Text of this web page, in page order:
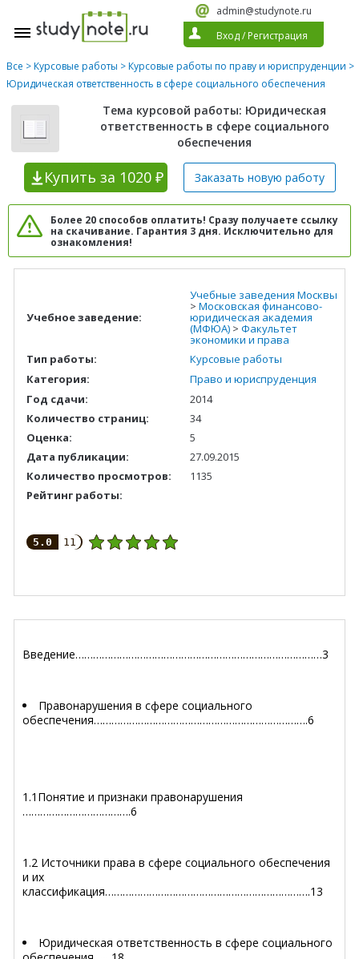
admin@studynote.ru
Вход/ Регистрация
Все >Курсовые работы >Курсовые работы по праву и юриспруденции >
Юридическая ответственность в сфере социального обеспечения
Тема курсовой работы: Юридическая
ответственность в сфере социального
обеспечения
Купить за 1020 ₽ Заказать новую работу
Более 20 способов оплатить! Сразу получаете ссылку
на скачивание. Гарантия 3 дня. Исключительно для
ознакомления!
Учебное заведение:
Учебные заведения Москвы
> Московская финансово-
юридическая академия
(МФЮА) > Факультет
экономики и права
Тип работы:
Курсовые работы
Категория:
Право и юриспруденция
Год сдачи:
2014
Количество страниц:
34
Оценка:
5
Дата публикации:
27.09.2015
Количество просмотров:
1135
Рейтинг работы:
5.0 11
Введение…………………………………………………………………………3
Правонарушения в сфере социального
обеспечения……………………………………………………………….6
1.1Понятие и признаки правонарушения
……………………………….6
1.2 Источники права в сфере социального обеспечения
и их
классификация…………………………………………………………….13
Юридическая ответственность в сфере социального